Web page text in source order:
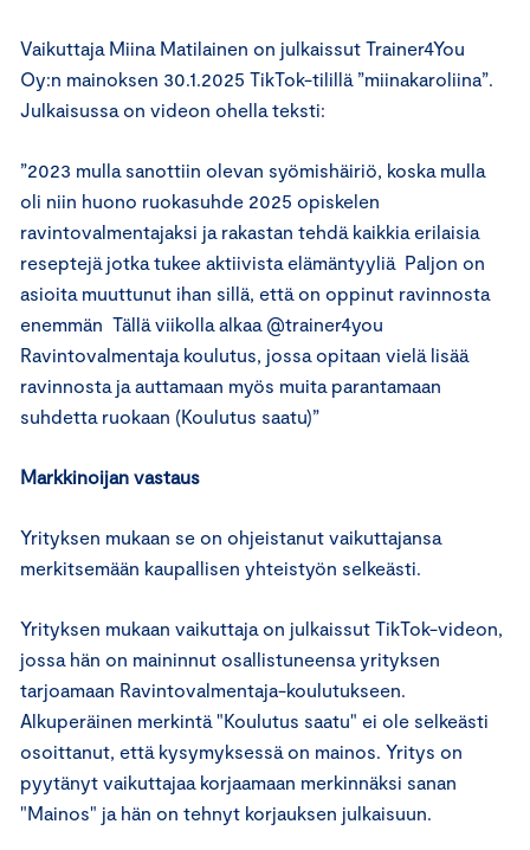
Vaikuttaja Miina Matilainen on julkaissut Trainer4You
Oy:n mainoksen 30.1.2025 TikTok-tilillä ”miinakaroliina”.
Julkaisussa on videon ohella teksti:
”2023 mulla sanottiin olevan syömishäiriö, koska mulla
oli niin huono ruokasuhde 2025 opiskelen
ravintovalmentajaksi ja rakastan tehdä kaikkia erilaisia
reseptejä jotka tukee aktiivista elämäntyyliä Paljon on
asioita muuttunut ihan sillä, että on oppinut ravinnosta
enemmän Tällä viikolla alkaa @trainer4you
Ravintovalmentaja koulutus, jossa opitaan vielä lisää
ravinnosta ja auttamaan myös muita parantamaan
suhdetta ruokaan (Koulutus saatu)”
Markkinoijan vastaus
Yrityksen mukaan se on ohjeistanut vaikuttajansa
merkitsemään kaupallisen yhteistyön selkeästi.
Yrityksen mukaan vaikuttaja on julkaissut TikTok-videon,
jossa hän on maininnut osallistuneensa yrityksen
tarjoamaan Ravintovalmentaja-koulutukseen.
Alkuperäinen merkintä "Koulutus saatu" ei ole selkeästi
osoittanut, että kysymyksessä on mainos. Yritys on
pyytänyt vaikuttajaa korjaamaan merkinnäksi sanan
"Mainos" ja hän on tehnyt korjauksen julkaisuun.